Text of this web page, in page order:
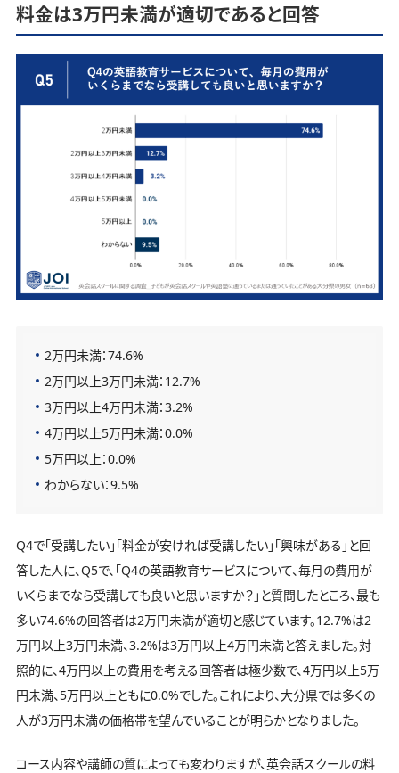
料金は3万円未満が適切であると回答
2万円未満：74.6%
2万円以上3万円未満：12.7%
3万円以上4万円未満：3.2%
4万円以上5万円未満：0.0%
5万円以上：0.0%
わからない：9.5%
Q4で「受講したい」「料金が安ければ受講したい」「興味がある」と回
答した人に、Q5で、「Q4の英語教育サービスについて、毎月の費用が
いくらまでなら受講しても良いと思いますか？」と質問したところ、最も
多い74.6%の回答者は2万円未満が適切と感じています。12.7%は2
万円以上3万円未満、3.2%は3万円以上4万円未満と答えました。対
照的に、4万円以上の費用を考える回答者は極少数で、4万円以上5万
円未満、5万円以上ともに0.0%でした。これにより、大分県では多くの
人が3万円未満の価格帯を望んでいることが明らかとなりました。
コース内容や講師の質によっても変わりますが、英会話スクールの料